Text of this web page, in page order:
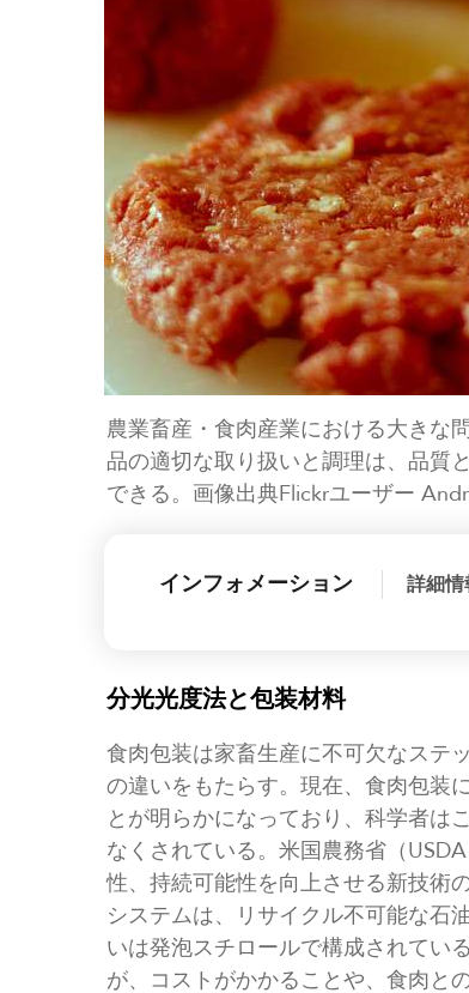
農業畜産・食肉産業における大きな
品の適切な取り扱いと調理は、品質
できる。画像出典Flickrユーザー
インフォメーション 詳細情
分光光度法と包装材料
食肉包装は家畜生産に不可欠なステ
の違いをもたらす。現在、食肉包装
とが明らかになっており、科学者は
なくされている。米国農務省（
性、持続可能性を向上させる新技術
システムは、リサイクル不可能な石
いは発泡スチロールで構成されてい
が、コストがかかることや、食肉と